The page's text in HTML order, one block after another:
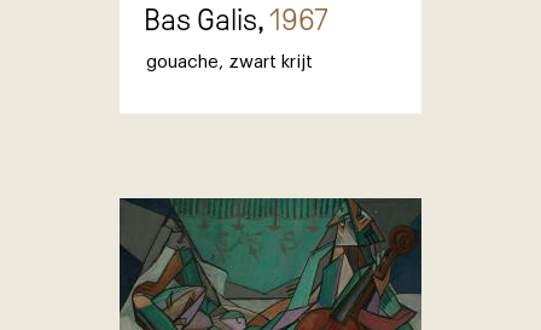
Bas Galis,1967
gouache, zwart krijt